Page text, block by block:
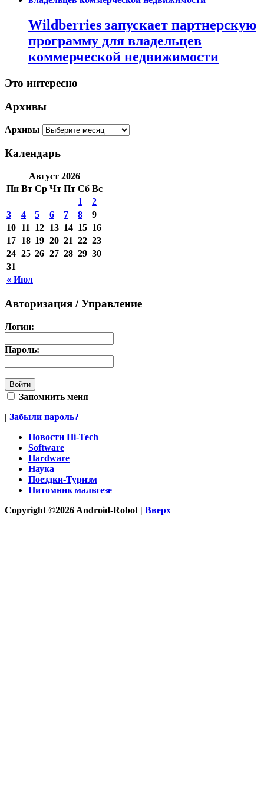
Wildberries запускает партнерскую
программу для владельцев
коммерческой недвижимости
Это интересно
Архивы
Архивы
Календарь
Август 2026
Пн Вт Ср Чт Пт Сб Вс
« Июл
1
2
3
4 5 6 7 8
9
10 11 12 13 14 15 16
17 18 19 20 21 22 23
24 25 26 27 28 29 30
31
Авторизация / Управление
Логин:
Пароль:
Запомнить меня
| Забыли пароль?
Новости Hi-Tech
Software
Hardware
Наука
Поездки-Туризм
Питомник мальтезе
Copyright ©2026 Android-Robot | Вверх